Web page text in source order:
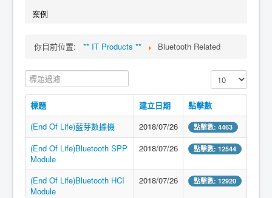
案例
你目前位置: ** IT Products ** Bluetooth Related
標題過濾 顯示數目
標題 建立日期
點擊數
(End Of Life)藍芽數據機
2018/07/26 點擊數: 4463
(End Of Life)Bluetooth SPP
Module
2018/07/26 點擊數: 12544
(End Of Life)Bluetooth HCI
Module
2018/07/26 點擊數: 12920